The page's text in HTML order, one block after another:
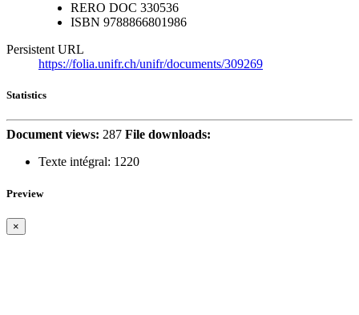
RERO DOC 330536
ISBN 9788866801986
Persistent URL
https://folia.unifr.ch/unifr/documents/309269
Statistics
Document views: 287 File downloads:
Texte intégral: 1220
Preview
×